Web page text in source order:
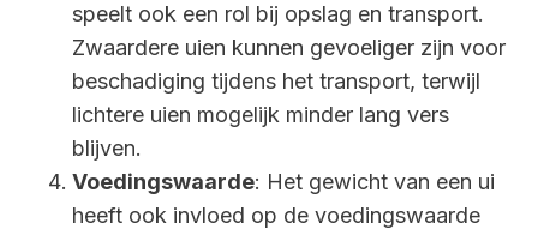
speelt ook een rol bij opslag en transport.
Zwaardere uien kunnen gevoeliger zijn voor
beschadiging tijdens het transport, terwijl
lichtere uien mogelijk minder lang vers
blijven.
Voedingswaarde: Het gewicht van een ui
heeft ook invloed op de voedingswaarde